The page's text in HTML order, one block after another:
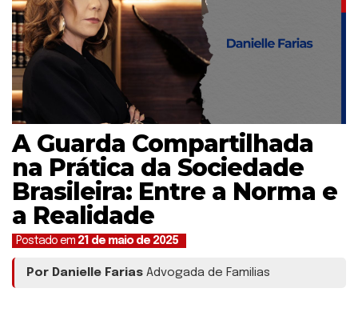
A Guarda Compartilhada
na Prática da Sociedade
Brasileira: Entre a Norma e
a Realidade
Postado em 21 de maio de 2025
Por Danielle Farias Advogada de Familias